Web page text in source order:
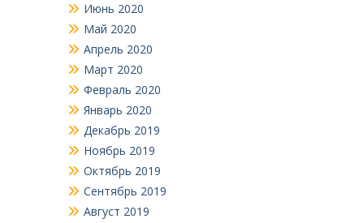
Июнь 2020
Май 2020
Апрель 2020
Март 2020
Февраль 2020
Январь 2020
Декабрь 2019
Ноябрь 2019
Октябрь 2019
Сентябрь 2019
Август 2019